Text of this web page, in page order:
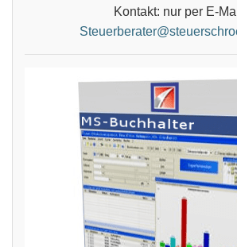
Kontakt: nur per E-